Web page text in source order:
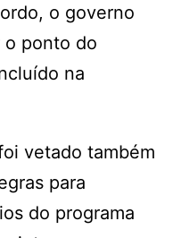
o governo
o ponto do
na
vetado também
para
do programa